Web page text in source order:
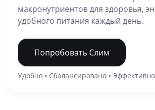
макронутриентов для здоровья,
удобного питания каждый день.
Попробовать Слим
Удобно • Сбалансировано • Эффективно